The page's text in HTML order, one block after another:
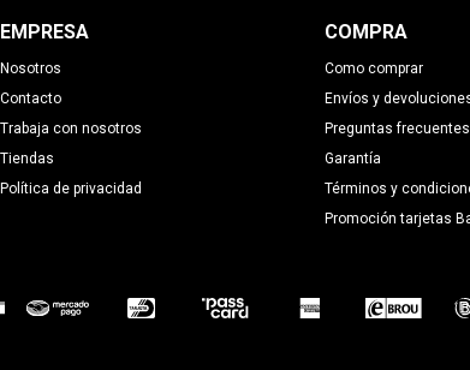
EMPRESA
Nosotros
Contacto
Trabaja con nosotros
Tiendas
Política de privacidad
COMPRA
Como comprar
Envíos y
Preguntas frecuentes
Garantía
Términos y
Promoción tarjetas